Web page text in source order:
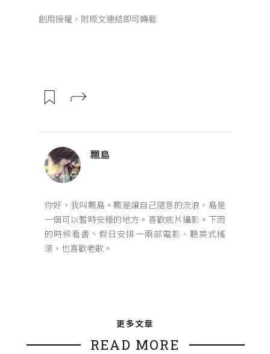
創用授權，附原文連結即可轉載
飄島
你好，我叫飄島。飄是讓自己隨意的流浪，島是
一個可以暫時安穩的地方。喜歡底片攝影。下雨
的時候看書丶假日安排一兩部電影、聽英式搖
滾，也喜歡老歌。
更多文章
READ MORE